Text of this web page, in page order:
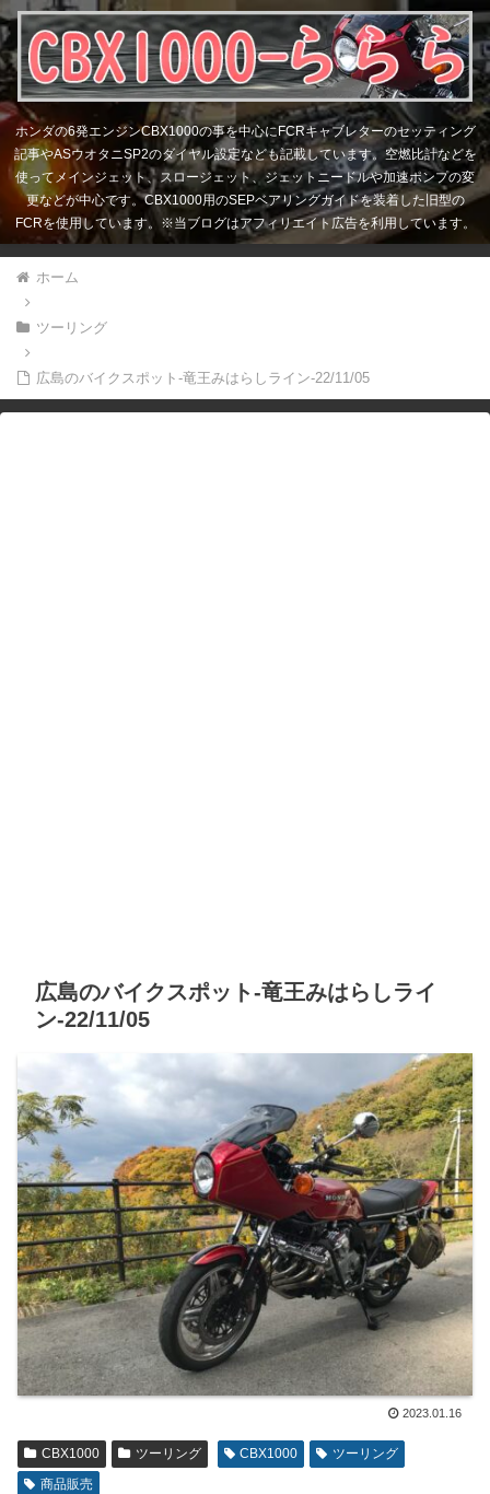
ホンダの6発エンジンCBX1000の事を中心にFCRキャブレターのセッティング
記事やASウオタニSP2のダイヤル設定なども記載しています。空燃比計などを
使ってメインジェット、スロージェット、ジェットニードルや加速ポンプの変
更などが中心です。CBX1000用のSEPベアリングガイドを装着した旧型の
FCRを使用しています。※当ブログはアフィリエイト広告を利用しています。
ホーム
ツーリング
広島のバイクスポット-竜王みはらしライン-22/11/05
広島のバイクスポット-竜王みはらしライ
ン-22/11/05
2023.01.16
CBX1000 ツーリング CBX1000
ツーリング
商品販売